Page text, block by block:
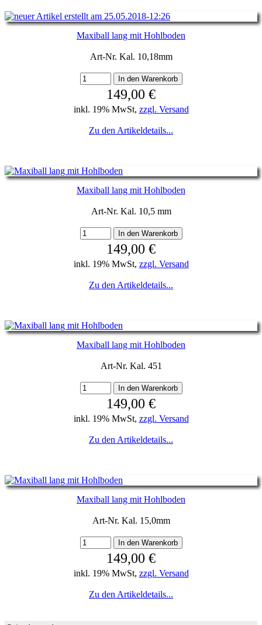
Maxiball lang mit Hohlboden
Art-Nr. Kal. 10,18mm
149,00 €
inkl. 19% MwSt, zzgl. Versand
Zu den Artikeldetails...
Maxiball lang mit Hohlboden
Art-Nr. Kal. 10,5 mm
149,00 €
inkl. 19% MwSt, zzgl. Versand
Zu den Artikeldetails...
Maxiball lang mit Hohlboden
Art-Nr. Kal. 451
149,00 €
inkl. 19% MwSt, zzgl. Versand
Zu den Artikeldetails...
Maxiball lang mit Hohlboden
Art-Nr. Kal. 15,0mm
149,00 €
inkl. 19% MwSt, zzgl. Versand
Zu den Artikeldetails...